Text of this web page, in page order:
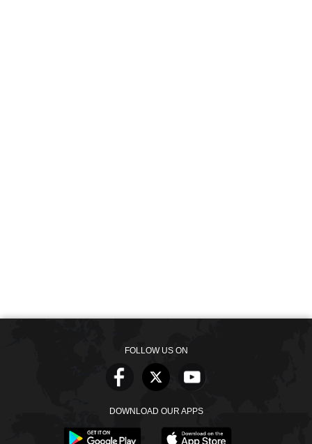
FOLLOW US ON
DOWNLOAD OUR APPS